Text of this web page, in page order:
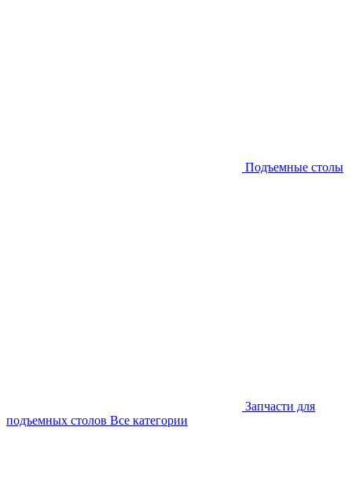
Подъемные столы
Запчасти для
подъемных столов Все категории